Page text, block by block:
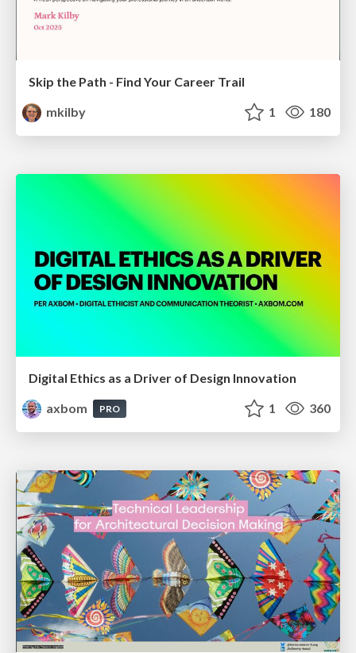
Skip the Path - Find Your Career Trail
mkilby
1 180
Digital Ethics as a Driver of Design Innovation
axbom
PRO 1 360